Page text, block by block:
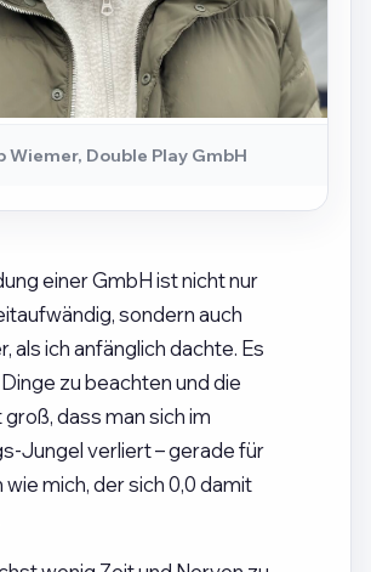
Wiemer, Double Play GmbH
einer GmbH ist nicht nur
sondern auch
als ich anfänglich dachte. Es
zu beachten und die
dass man sich im
Jungel verliert – gerade für
mich, der sich 0,0 damit